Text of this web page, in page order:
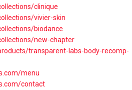
clinique
vivier-skin
biodance
new-chapter
transparent-labs-body-recomp-
menu
contact